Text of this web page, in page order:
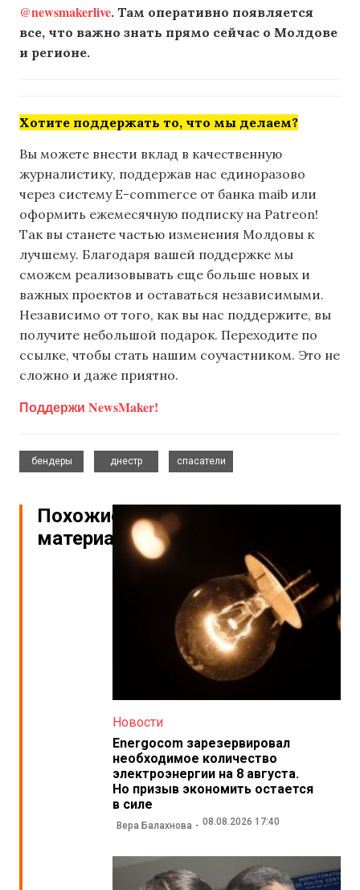
@newsmakerlive. Там оперативно появляется
все, что важно знать прямо сейчас о Молдове
и регионе.
Хотите поддержать то, что мы делаем?
Вы можете внести вклад в качественную
журналистику, поддержав нас единоразово
через систему E-commerce от банка maib или
оформить ежемесячную подписку на Patreon!
Так вы станете частью изменения Молдовы к
лучшему. Благодаря вашей поддержке мы
сможем реализовывать еще больше новых и
важных проектов и оставаться независимыми.
Независимо от того, как вы нас поддержите, вы
получите небольшой подарок. Переходите по
ссылке, чтобы стать нашим соучастником. Это не
сложно и даже приятно.
Поддержи NewsMaker!
бендеры
днестр
спасатели
Похожие
материалы
Новости
Energocom зарезервировал
необходимое количество
электроэнергии на 8 августа.
Но призыв экономить остается
в силе
Вера Балахнова 08.08.2026 17:40